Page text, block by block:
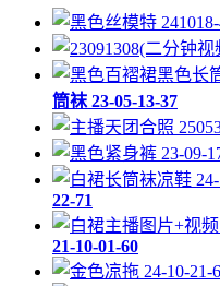
筒袜 23-05-13-37
22-71
21-10-01-60